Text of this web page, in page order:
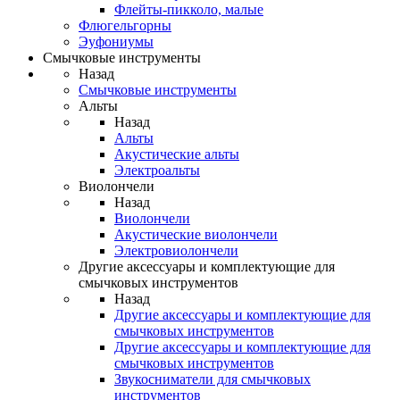
Флейты-пикколо, малые
Флюгельгорны
Эуфониумы
Смычковые инструменты
Назад
Смычковые инструменты
Альты
Назад
Альты
Акустические альты
Электроальты
Виолончели
Назад
Виолончели
Акустические виолончели
Электровиолончели
Другие аксессуары и комплектующие для
смычковых инструментов
Назад
Другие аксессуары и комплектующие для
смычковых инструментов
Другие аксессуары и комплектующие для
смычковых инструментов
Звукосниматели для смычковых
инструментов